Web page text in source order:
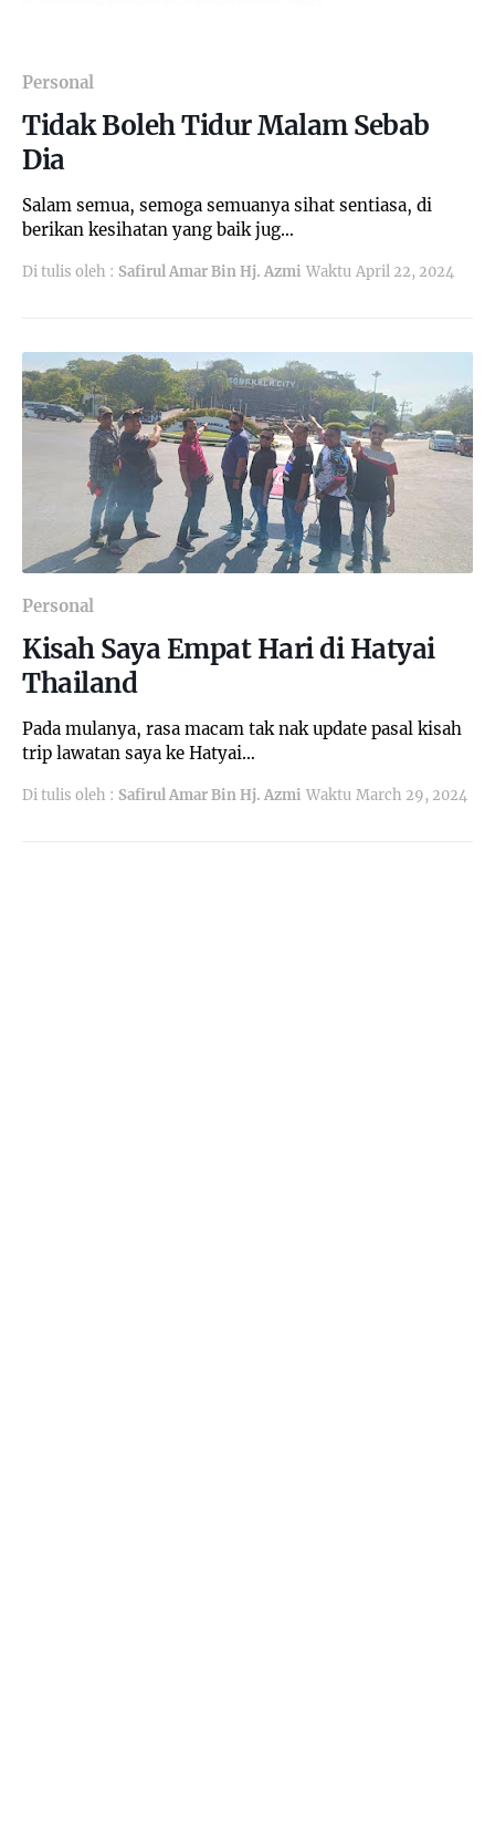
Personal
Tidak Boleh Tidur Malam Sebab
Dia
Salam semua, semoga semuanya sihat sentiasa, di
berikan kesihatan yang baik jug…
Di tulis oleh : Safirul Amar Bin Hj. Azmi Waktu April 22, 2024
Personal
Kisah Saya Empat Hari di Hatyai
Thailand
Pada mulanya, rasa macam tak nak update pasal kisah
trip lawatan saya ke Hatyai…
Di tulis oleh : Safirul Amar Bin Hj. Azmi Waktu March 29, 2024